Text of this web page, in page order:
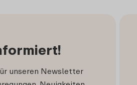
unseren Newsletter